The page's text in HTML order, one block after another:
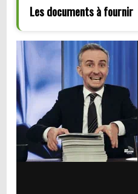
Les documents à fournir
• Un justificatif
récente (valide ou
ans) ou passeport
depuis moins de 5 ans)
• Un justificatif de
mentionnant votre
domicile (facture
téléphone, avis
non-imposition,